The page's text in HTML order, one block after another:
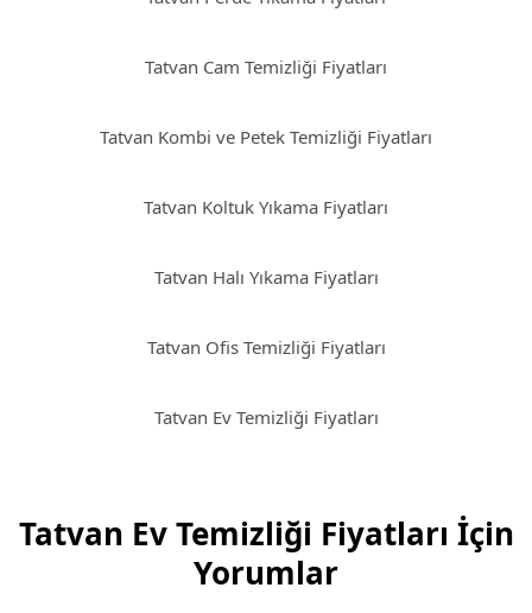
Tatvan Cam Temizliği Fiyatları
Tatvan Kombi ve Petek Temizliği Fiyatları
Tatvan Koltuk Yıkama Fiyatları
Tatvan Halı Yıkama Fiyatları
Tatvan Ofis Temizliği Fiyatları
Tatvan Ev Temizliği Fiyatları
Tatvan Ev Temizliği Fiyatları İçin
Yorumlar